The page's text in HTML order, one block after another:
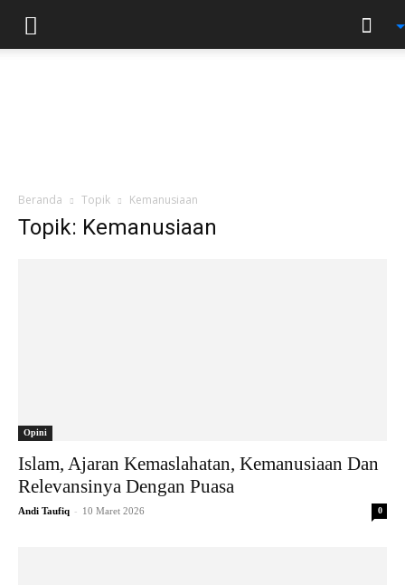
Beranda Topik Kemanusiaan
Topik: Kemanusiaan
Opini
Islam, Ajaran Kemaslahatan, Kemanusiaan Dan
Relevansinya Dengan Puasa
Andi Taufiq - 10 Maret 2026 0